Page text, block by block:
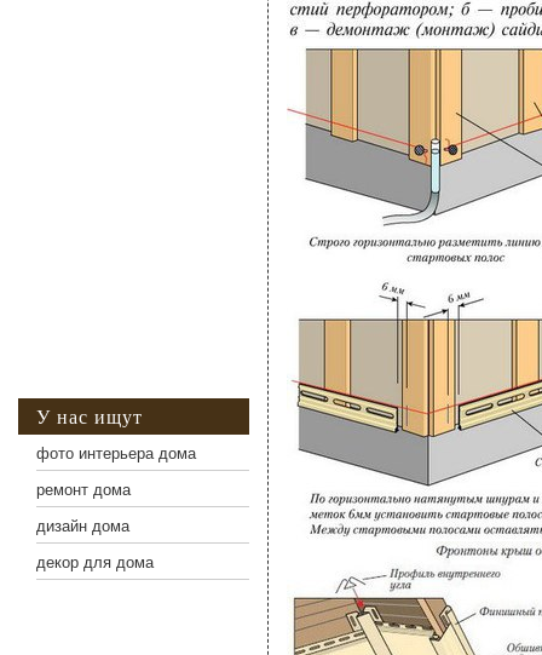
У нас ищут
фото интерьера дома
ремонт дома
дизайн дома
декор для дома